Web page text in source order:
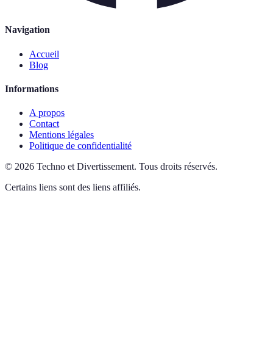
Navigation
Accueil
Blog
Informations
A propos
Contact
Mentions légales
Politique de confidentialité
© 2026 Techno et Divertissement. Tous droits réservés.
Certains liens sont des liens affiliés.